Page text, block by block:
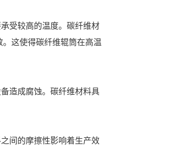
受较高的温度。碳纤维材
这使得碳纤维辊筒在高温
造成腐蚀。碳纤维材料具
间的摩擦性影响着生产效